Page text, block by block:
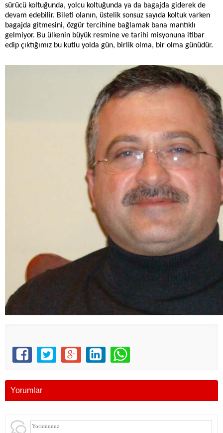
sürücü koltuğunda, yolcu koltuğunda ya da bagajda giderek de
devam edebilir. Bileti olanın, üstelik sonsuz sayıda koltuk varken
bagajda gitmesini, özgür tercihine bağlamak bana mantıklı
gelmiyor. Bu ülkenin büyük resmine ve tarihi misyonuna itibar
edip çıktığımız bu kutlu yolda gün, birlik olma, bir olma günüdür.
Yorumlar